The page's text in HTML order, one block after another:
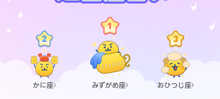
かに座 みずがめ座 おひつじ座